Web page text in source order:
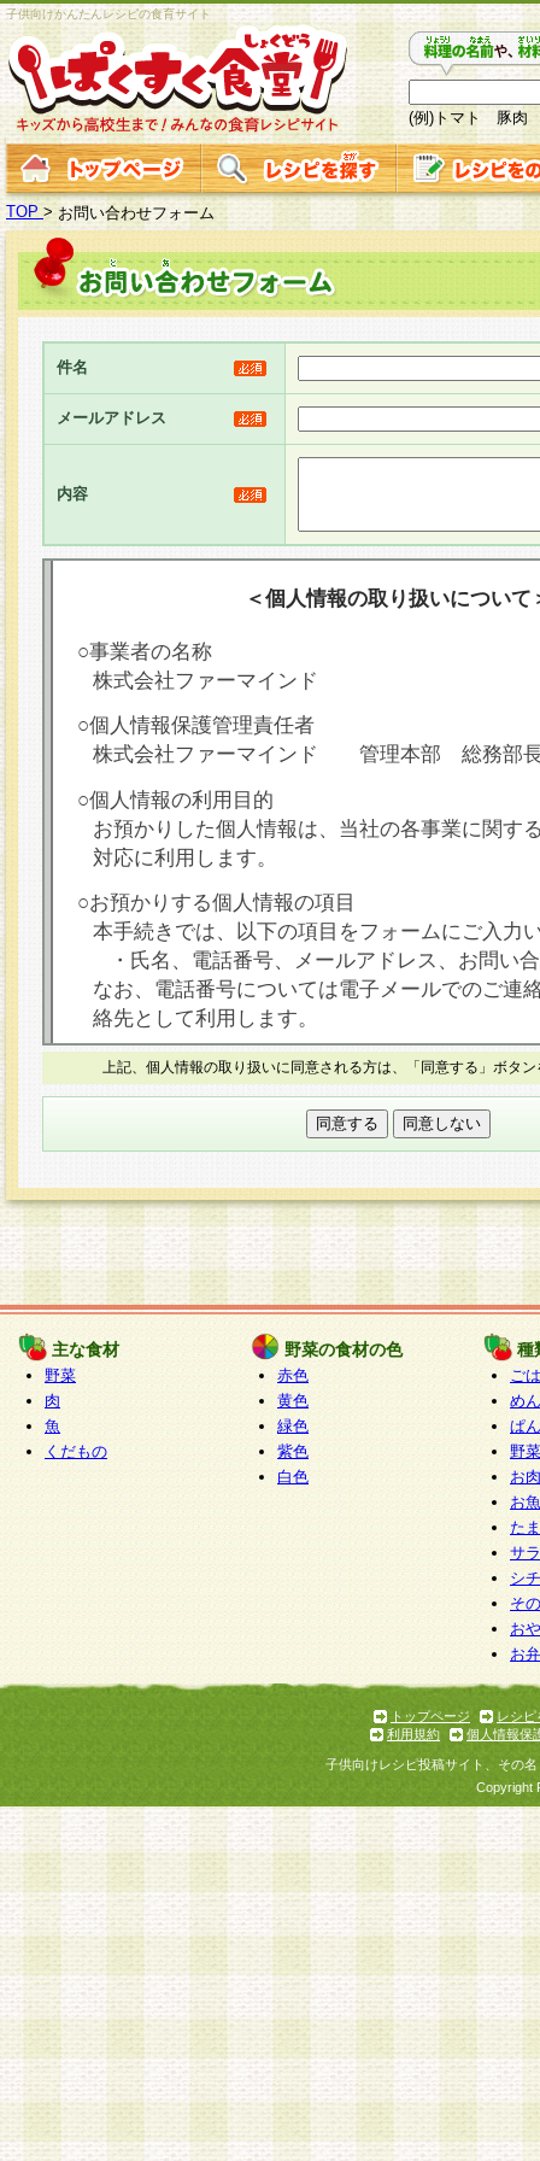
子供向けかんたんレシピの食育サイト
(例)トマト 豚肉
TOP > お問い合わせフォーム
件名
メールアドレス
内容
＜個人情報の取り扱いについて
○事業者の名称
株式会社ファーマインド
○個人情報保護管理責任者
株式会社ファーマインド 管理本部 総務部
○個人情報の利用目的
お預かりした個人情報は、当社の各事業に関す
対応に利用します。
○お預かりする個人情報の項目
本手続きでは、以下の項目をフォームにご入力
・氏名、電話番号、メールアドレス、お問い
なお、電話番号については電子メールでのご連
絡先として利用します。
○本人が容易に認識できない方法による個人情報
本フォームでは、セッション管理のためCookie
○個人情報の第三者提供について
力いただく個人情報は第三者に提供しません。
○個人情報の委託について
個人情報の取り扱いを外部に委託する場合は、
情報管理基準を満たす企業を選定して委託を行
が行われるよう監督します。
○開示対象個人情報の開示等および問い合わせ窓口
本人からの求めにより、当社が本件により取得
報の利用目的の通知・開示・内容の訂正・追加
停止・消去及び第三者への提供の禁止（以下、
といいます。）に応じます。
開示等に応じる窓口は以下になります。
ぱくすく食堂個人情報お客様相談窓口 paku-
m
個人情報を与えることは任意ですが、個人情報
意をいただけない場合には、当社のサービスの
お問い合わせ・ご相談への対応ができない場合
上記、個人情報の取り扱いに同意される方は、「同意する」ボタ
主な食材
野菜
肉
魚
くだもの
野菜の食材の色
赤色
黄色
緑色
紫色
白色
種
ご
めん
ぱん
野
お
お
た
サ
シ
そ
お
お
トップページ
レシピ
利用規約
個人情報保
子供向けレシピ投稿サイト、その
Copyright